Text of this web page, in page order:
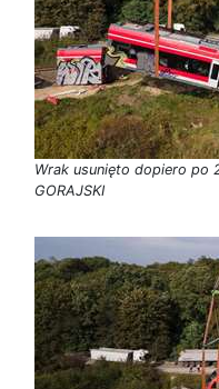
Wrak usunięto dopiero po
GORAJSKI